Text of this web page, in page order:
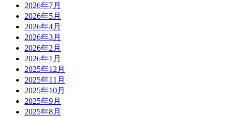
2026年7月
2026年5月
2026年4月
2026年3月
2026年2月
2026年1月
2025年12月
2025年11月
2025年10月
2025年9月
2025年8月